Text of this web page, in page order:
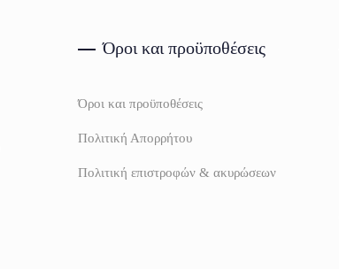
Όροι και προϋποθέσεις
Όροι και προϋποθέσεις
Πολιτική Απορρήτου
Πολιτική επιστροφών & ακυρώσεων